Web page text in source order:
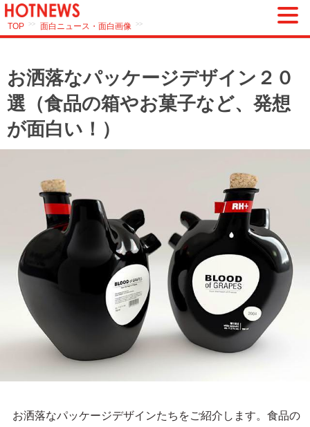
TOP >> 面白ニュース・面白画像 >>
お洒落なパッケージデザイン２０
選（食品の箱やお菓子など、発想
が面白い！）
お洒落なパッケージデザインたちをご紹介します。食品の